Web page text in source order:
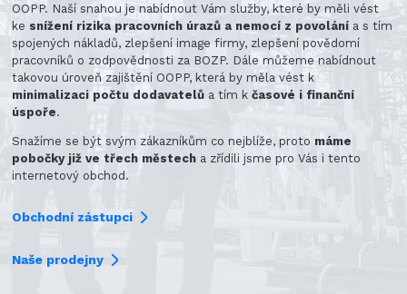
OOPP. Naší snahou je nabídnout Vám služby, které by měli vést
ke snížení rizika pracovních úrazů a nemocí z povolání a s tím
spojených nákladů, zlepšení image firmy, zlepšení povědomí
pracovníků o zodpovědnosti za BOZP. Dále můžeme nabídnout
takovou úroveň zajištění OOPP, která by měla vést k
minimalizaci počtu dodavatelů a tím kčasové i finanční
úspoře.
Snažíme se být svým zákazníkům co nejblíže, proto máme
pobočky již ve třech městech a zřídili jsme pro Vás i tento
internetový obchod.
Obchodní zástupci
Naše prodejny